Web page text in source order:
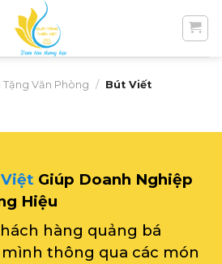
Tặng Văn Phòng / Bút Viết
Giúp Doanh Nghiệp
Hiệu
hàng quảng bá
thông qua các món